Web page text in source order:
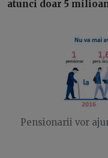
atunci doar 5
Pensionarii vor